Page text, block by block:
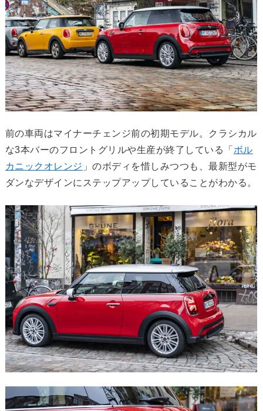
前の車両はマイナーチェンジ前の初期モデル。クラシカル
な3本バーのフロントグリルや生産が終了している「 ボル
カニックオレンジ 」のボディを惜しみつつも、最新型がモ
ダンなデザインにステップアップしていることがわかる。